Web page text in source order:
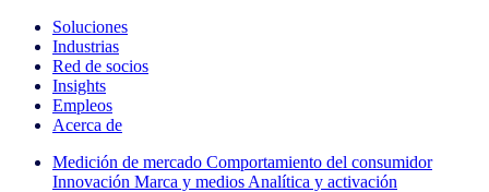
Soluciones
Industrias
Red de socios
Insights
Empleos
Acerca de
Medición de mercado Comportamiento del consumidor
Innovación Marca y medios Analítica y activación